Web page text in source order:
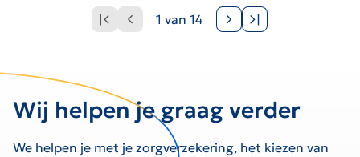
Naar de eerste paginaNaar de vorige pagina1 van 14 Naar de volgende paginaNaar de laatste pagina
Wij helpen je graag verder
We helpen je met je zorgverzekering, het kiezen van